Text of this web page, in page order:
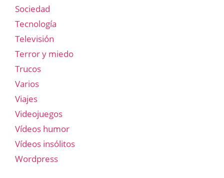
Sociedad
Tecnología
Televisión
Terror y miedo
Trucos
Varios
Viajes
Videojuegos
Vídeos humor
Vídeos insólitos
Wordpress